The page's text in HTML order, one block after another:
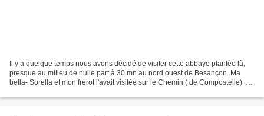
Il y a quelque temps nous avons décidé de visiter cette abbaye plantée là,
presque au milieu de nulle part à 30 mn au nord ouest de Besançon. Ma
bella- Sorella et mon frérot l'avait visitée sur le Chemin ( de Compostelle) .